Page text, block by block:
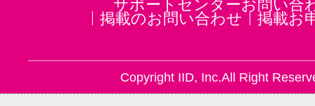
サポートセンターお問い合
掲載のお問い合わせ
掲載お
Copyright IID, Inc.All Right